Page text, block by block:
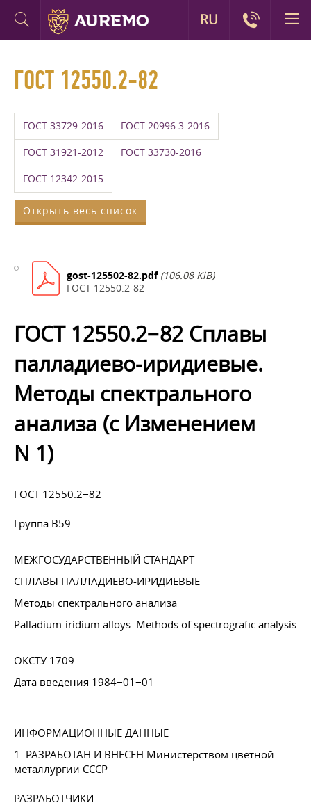
ГОСТ 12550.2-82
ГОСТ 33729-2016 ГОСТ 20996.3-2016
ГОСТ 31921-2012 ГОСТ 33730-2016
ГОСТ 12342-2015
Открыть весь список
gost-125502-82.pdf (106.08 KiB)
ГОСТ 12550.2-82
ГОСТ 12550.2−82 Сплавы
палладиево-иридиевые.
Методы спектрального
анализа (с Изменением
N 1)
ГОСТ 12550.2−82
Группа В59
МЕЖГОСУДАРСТВЕННЫЙ СТАНДАРТ
СПЛАВЫ ПАЛЛАДИЕВО-ИРИДИЕВЫЕ
Методы спектрального анализа
Palladium-iridium alloys. Methods of spectrografic analysis
ОКСТУ 1709
Дата введения 1984−01−01
ИНФОРМАЦИОННЫЕ ДАННЫЕ
1. РАЗРАБОТАН И ВНЕСЕН Министерством цветной
металлургии СССР
РАЗРАБОТЧИКИ
RU